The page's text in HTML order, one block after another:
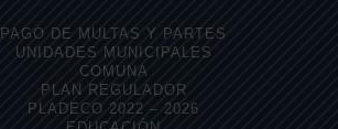
PAGO DE MULTAS Y PARTES
UNIDADES MUNICIPALES
COMUNA
PLAN REGULADOR
PLADECO 2022 – 2026